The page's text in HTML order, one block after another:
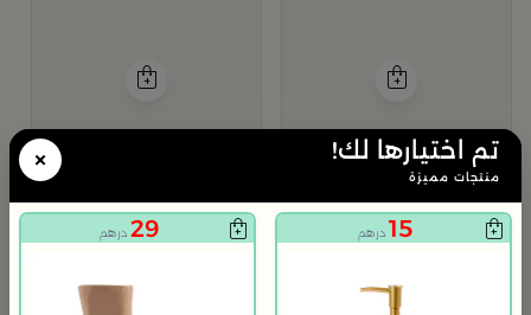
× تم اختيارها لك!
منتجات مميزة
15 درهم 29 درهم
بطاقة هدايا 750 ريال
712